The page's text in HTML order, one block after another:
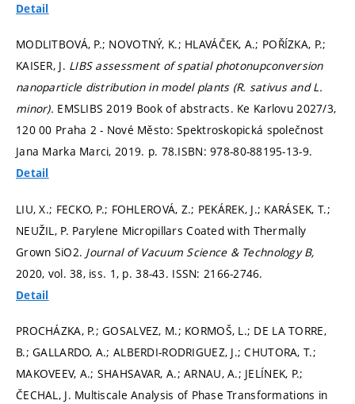
Detail
MODLITBOVÁ, P.; NOVOTNÝ, K.; HLAVÁČEK, A.; POŘÍZKA, P.;
KAISER, J. LIBS assessment of spatial photonupconversion
nanoparticle distribution in model plants (R. sativus and L.
minor). EMSLIBS 2019 Book of abstracts. Ke Karlovu 2027/3,
120 00 Praha 2 - Nové Město: Spektroskopická společnost
Jana Marka Marci, 2019. p. 78.ISBN: 978-80-88195-13-9.
Detail
LIU, X.; FECKO, P.; FOHLEROVÁ, Z.; PEKÁREK, J.; KARÁSEK, T.;
NEUŽIL, P. Parylene Micropillars Coated with Thermally
Grown SiO2. Journal of Vacuum Science & Technology B,
2020, vol. 38, iss. 1, p. 38-43. ISSN: 2166-2746.
Detail
PROCHÁZKA, P.; GOSALVEZ, M.; KORMOŠ, L.; DE LA TORRE,
B.; GALLARDO, A.; ALBERDI-RODRIGUEZ, J.; CHUTORA, T.;
MAKOVEEV, A.; SHAHSAVAR, A.; ARNAU, A.; JELÍNEK, P.;
ČECHAL, J. Multiscale Analysis of Phase Transformations in